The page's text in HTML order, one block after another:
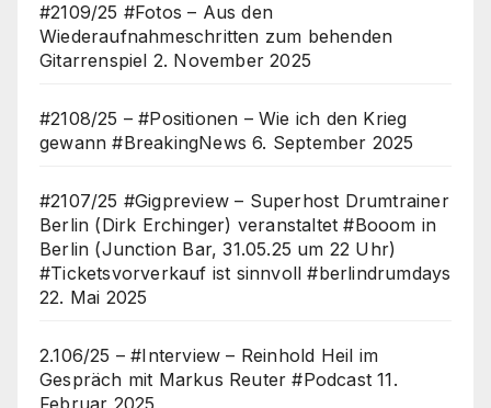
#2109/25 #Fotos – Aus den
Wiederaufnahmeschritten zum behenden
Gitarrenspiel 2. November 2025
#2108/25 – #Positionen – Wie ich den Krieg
gewann #BreakingNews 6. September 2025
#2107/25 #Gigpreview – Superhost Drumtrainer
Berlin (Dirk Erchinger) veranstaltet #Booom in
Berlin (Junction Bar, 31.05.25 um 22 Uhr)
#Ticketsvorverkauf ist sinnvoll #berlindrumdays
22. Mai 2025
2.106/25 – #Interview – Reinhold Heil im
Gespräch mit Markus Reuter #Podcast 11.